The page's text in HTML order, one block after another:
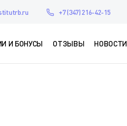
+7 (347) 216-42-15
И БОНУСЫ ОТЗЫВЫ НОВОСТИ